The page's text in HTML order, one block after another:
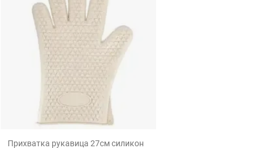
Прихватка рукавица 27см силикон